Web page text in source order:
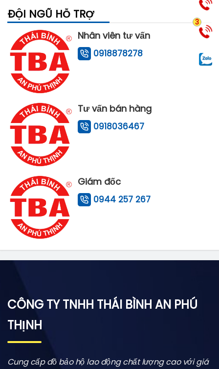
ĐỘI NGŨ HỖ TRỢ
Nhân viên tư vấn
0918878278
Tư vấn bán hàng
0918036467
Giám đốc
0944 257 267
CÔNG TY TNHH THÁI BÌNH AN PHÚ
THỊNH
Cung cấp đồ bảo hộ lao động chất lượng cao với giá
3